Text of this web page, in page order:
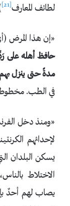
لطائف المعارف[21]
«إن هذا المرض
حافظ أهله على
مدةً حتى ينزل
في الطب.
«ومنذ دخل
يسكن البلدان
الاختلاط
يصاب لهم أحدٌ